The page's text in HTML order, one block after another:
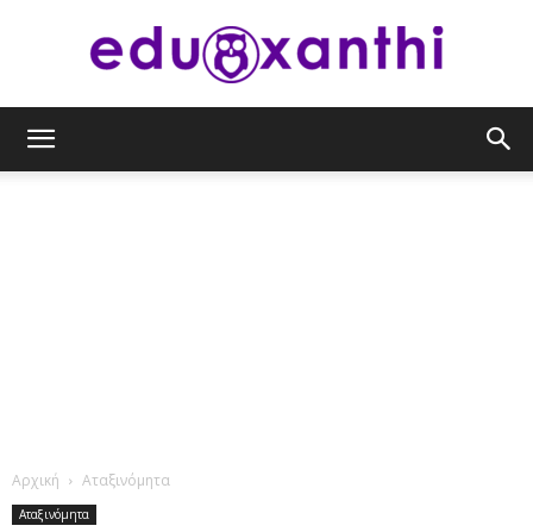
Αρχική Αταξινόμητα
Αταξινόμητα